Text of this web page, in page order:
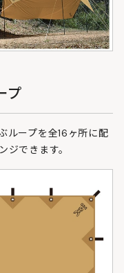
プ
ループを全16ヶ所に配
ジできます。